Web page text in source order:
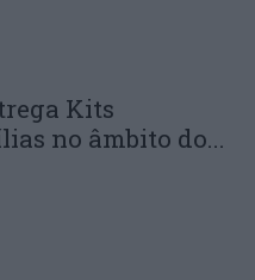
Kits
no âmbito do...